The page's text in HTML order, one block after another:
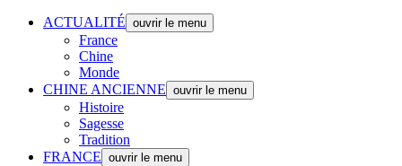
ACTUALITÉ ouvrir le menu
France
Chine
Monde
CHINE ANCIENNE ouvrir le menu
Histoire
Sagesse
Tradition
FRANCE ouvrir le menu